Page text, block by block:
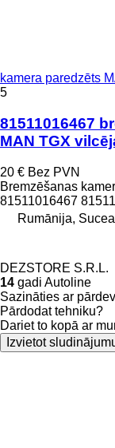
kamera paredzēts
5
81511016467
MAN TGX
20 € Bez PVN
Bremzēšanas
81511016467
Rumānija,
DEZSTORE S.R.L.
14 gadi Autoline
Sazināties ar
Pārdodat tehniku?
Dariet to kopā ar
Izvietot